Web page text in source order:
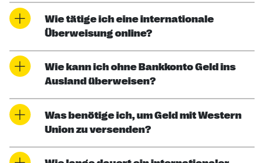
Wie tätige ich eine internationale
Überweisung online?
Wie kann ich ohne Bankkonto Geld ins
Ausland überweisen?
Was benötige ich, um Geld mit Western
Union zu versenden?